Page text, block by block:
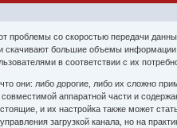
проблемы со скоростью передачи
большие объемы
в соответствии с их
они: либо дорогие, либо их сложно
аппаратной части и
и их настройка также может
загрузкой канала, но на